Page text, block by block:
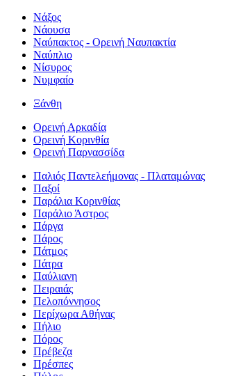
Νάξος
Νάουσα
Ναύπακτος - Ορεινή Ναυπακτία
Ναύπλιο
Νίσυρος
Νυμφαίο
Ξάνθη
Ορεινή Αρκαδία
Ορεινή Κορινθία
Ορεινή Παρνασσίδα
Παλιός Παντελεήμονας - Πλαταμώνας
Παξοί
Παράλια Κορινθίας
Παράλιο Άστρος
Πάργα
Πάρος
Πάτμος
Πάτρα
Παύλιανη
Πειραιάς
Πελοπόννησος
Περίχωρα Αθήνας
Πήλιο
Πόρος
Πρέβεζα
Πρέσπες